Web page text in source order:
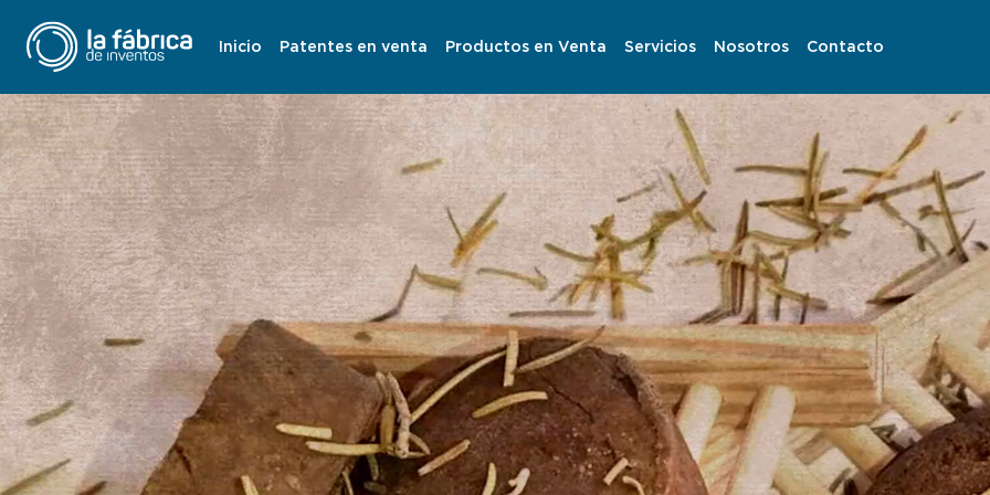
Inicio Patentes en venta Productos en Venta Servicios Nosotros Contacto